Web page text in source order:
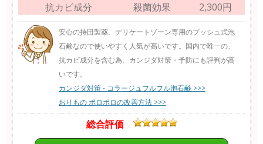
抗カビ成分
殺菌効果
2,300円
安心の持田製薬、デリケートゾーン専用のプッシュ式泡
石鹸なので使いやすく人気が高いです。国内で唯一の、
抗カビ成分を含む為、カンジダ対策・予防にも評判が高
いです。
カンジダ対策 - コラージュフルフル泡石鹸 >>>
おりもの ポロポロの改善方法 >>>
総合評価